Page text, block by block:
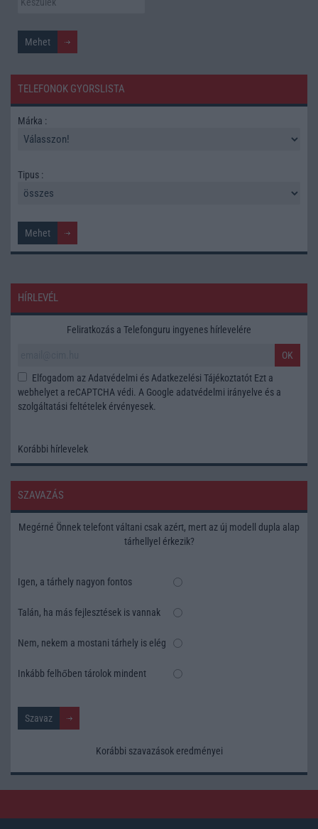
TELEFONOK GYORSLISTA
Márka :
Tipus :
HÍRLEVÉL
Feliratkozás a Telefonguru ingyenes hírlevelére
OK
Elfogadom azAdatvédelmi és Adatkezelési Tájékoztatót Ezt a
webhelyet a reCAPTCHA védi. A Google adatvédelmi irányelve és a
szolgáltatási feltételek érvényesek.
Korábbi hírlevelek
SZAVAZÁS
Megérné Önnek telefont váltani csak azért, mert az új modell dupla alap
tárhellyel érkezik?
Igen, a tárhely nagyon fontos
Talán, ha más fejlesztések is vannak
Nem, nekem a mostani tárhely is elég
Inkább felhőben tárolok mindent
Korábbi szavazások eredményei